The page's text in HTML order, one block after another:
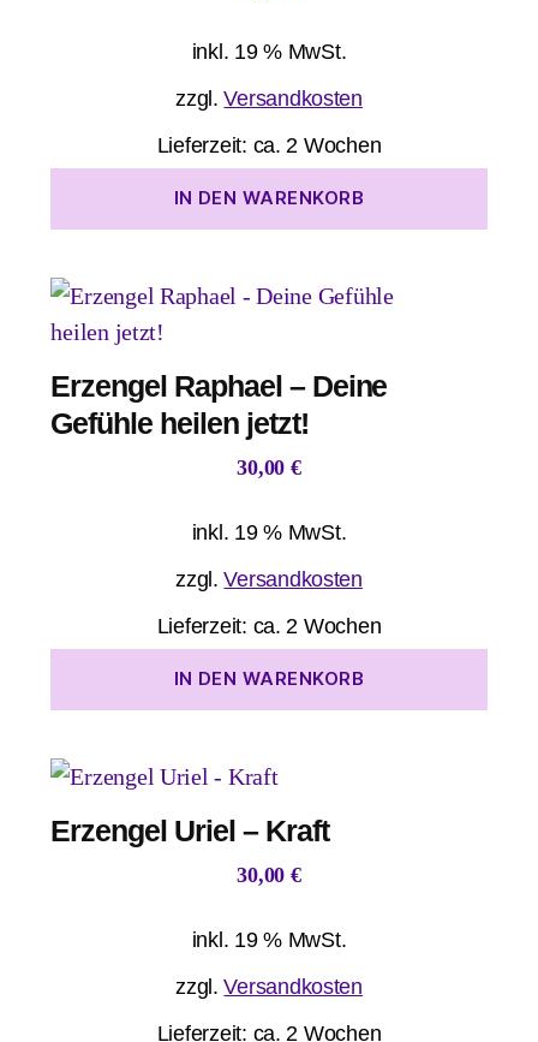
inkl. 19 % MwSt.
zzgl.Versandkosten
Lieferzeit: ca. 2 Wochen
IN DEN WARENKORB
Erzengel Raphael – Deine
Gefühle heilen jetzt!
30,00 €
inkl. 19 % MwSt.
zzgl.Versandkosten
Lieferzeit: ca. 2 Wochen
IN DEN WARENKORB
Erzengel Uriel – Kraft
30,00 €
inkl. 19 % MwSt.
zzgl.Versandkosten
Lieferzeit: ca. 2 Wochen